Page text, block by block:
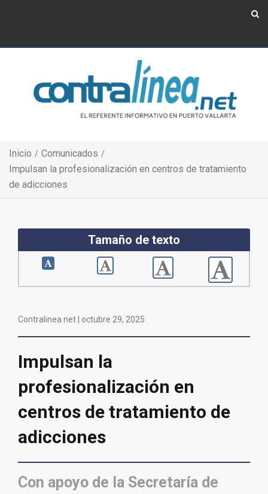
Inicio
Comunicados
Impulsan la profesionalización en centros de tratamiento
de adicciones
Tamaño de texto
Contralinea net | octubre 29, 2025
Impulsan la
profesionalización en
centros de tratamiento de
adicciones
Con apoyo de la Secretaría de